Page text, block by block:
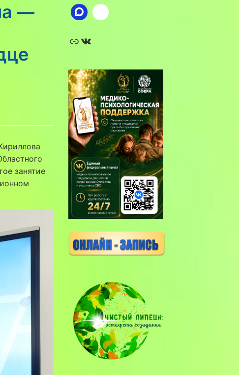
—
занятие
Ссылка